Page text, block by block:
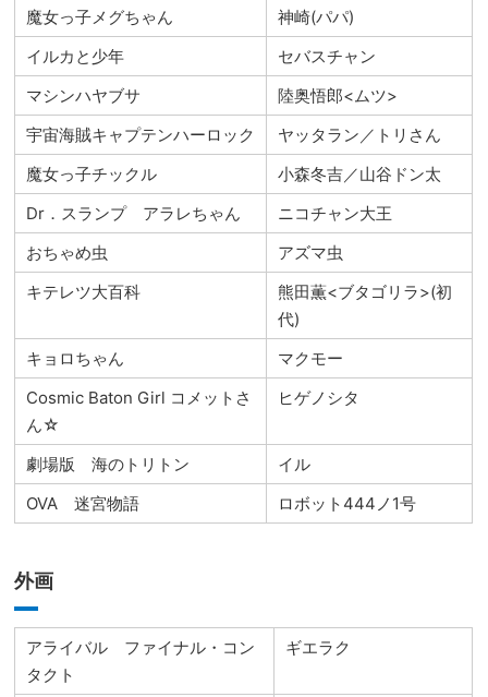
魔女っ子メグちゃん
神崎(パパ)
イルカと少年
セバスチャン
マシンハヤブサ
陸奥悟郎<ムツ>
宇宙海賊キャプテンハーロック
ヤッタラン／トリさん
魔女っ子チックル
小森冬吉／山谷ドン太
Dr．スランプ アラレちゃん
ニコチャン大王
おちゃめ虫
アズマ虫
キテレツ大百科
熊田薫<ブタゴリラ>(初
代)
キョロちゃん
マクモー
Cosmic Baton Girl コメットさ
ん☆
ヒゲノシタ
劇場版 海のトリトン
イル
OVA 迷宮物語
ロボット444ノ1号
外画
アライバル ファイナル・コン
タクト
ギエラク